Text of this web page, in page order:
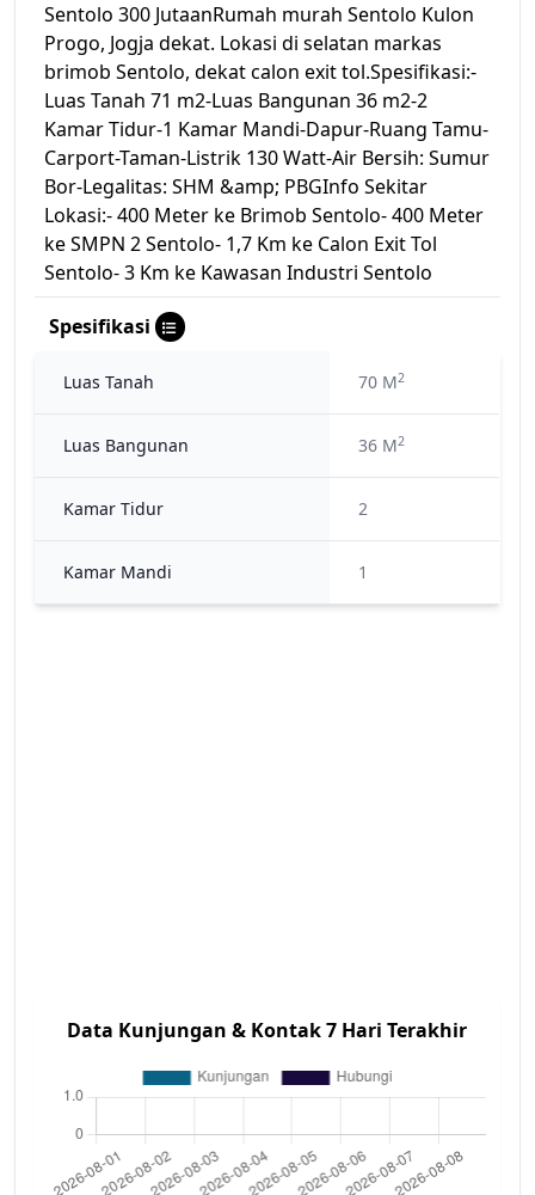
Sentolo 300 JutaanRumah murah Sentolo Kulon
Progo, Jogja dekat. Lokasi di selatan markas
brimob Sentolo, dekat calon exit tol.Spesifikasi:-
Luas Tanah 71 m2-Luas Bangunan 36 m2-2
Kamar Tidur-1 Kamar Mandi-Dapur-Ruang Tamu-
Carport-Taman-Listrik 130 Watt-Air Bersih: Sumur
Bor-Legalitas: SHM &amp; PBGInfo Sekitar
Lokasi:- 400 Meter ke Brimob Sentolo- 400 Meter
ke SMPN 2 Sentolo- 1,7 Km ke Calon Exit Tol
Sentolo- 3 Km ke Kawasan Industri Sentolo
Spesifikasi
Luas Tanah 70 M2
Luas Bangunan 36 M2
Kamar Tidur 2
Kamar Mandi 1
Data Kunjungan & Kontak 7 Hari Terakhir